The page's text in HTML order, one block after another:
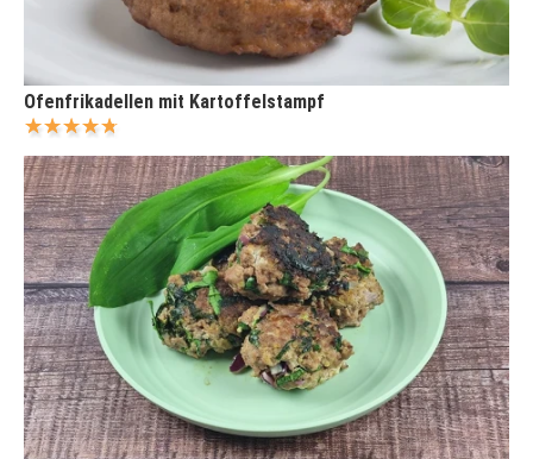
Ofenfrikadellen mit Kartoffelstampf